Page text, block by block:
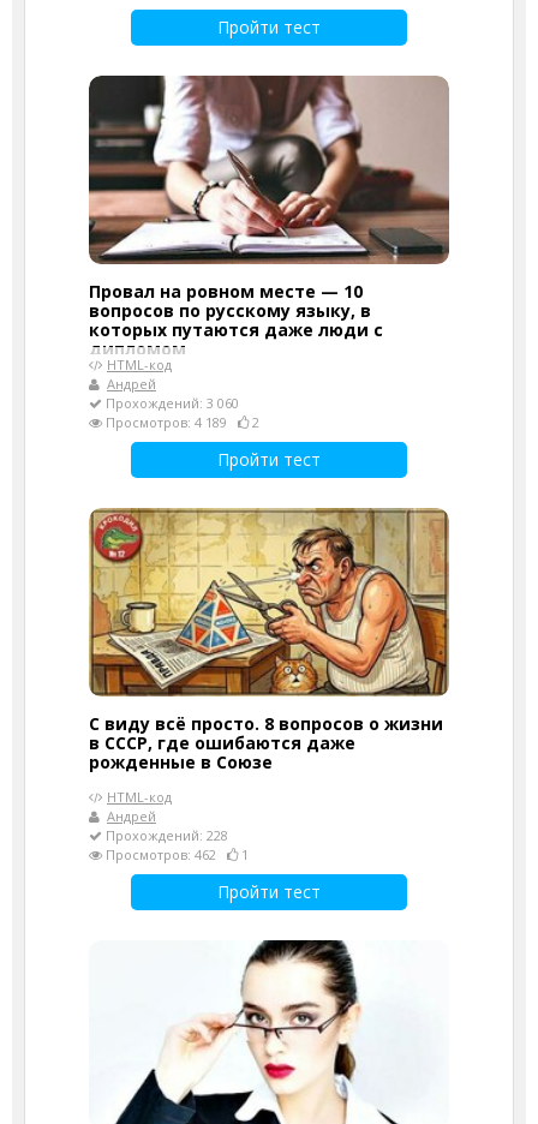
Пройти тест
Провал на ровном месте — 10
вопросов по русскому языку, в
которых путаются даже люди с
дипломом
HTML-код
Андрей
Прохождений: 3 060
Просмотров: 4 189
2
Пройти тест
С виду всё просто. 8 вопросов о жизни
в СССР, где ошибаются даже
рожденные в Союзе
HTML-код
Андрей
Прохождений: 228
Просмотров: 462
1
Пройти тест